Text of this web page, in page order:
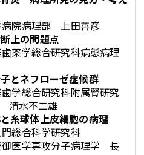
院病理部 上田善彦
上の問題点
薬学総合研究科病態病理
とネフローゼ症候群
学総合研究科附属腎研究
清水不二雄
糸球体上皮細胞の病理
総合科学研究科
医学専攻分子病理学 長